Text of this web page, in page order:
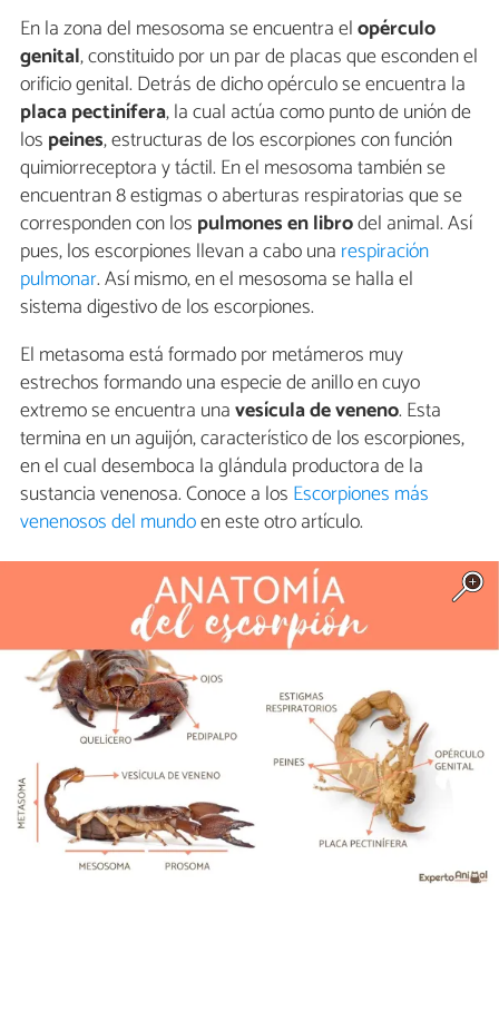
En la zona del mesosoma se encuentra elopérculo
genital, constituido por un par de placas que esconden el
orificio genital. Detrás de dicho opérculo se encuentra la
placa pectinífera, la cual actúa como punto de unión de
los peines, estructuras de los escorpiones con función
quimiorreceptora y táctil. En el mesosoma también se
encuentran 8 estigmas o aberturas respiratorias que se
corresponden con los pulmones en librodel animal. Así
pues, los escorpiones llevan a cabo una respiración
pulmonar. Así mismo, en el mesosoma se halla el
sistema digestivo de los escorpiones.
El metasoma está formado por metámeros muy
estrechos formando una especie de anillo en cuyo
extremo se encuentra unavesícula de veneno. Esta
termina en un aguijón, característico de los escorpiones,
en el cual desemboca la glándula productora de la
sustancia venenosa. Conoce a los Escorpiones más
venenosos del mundoen este otro artículo.